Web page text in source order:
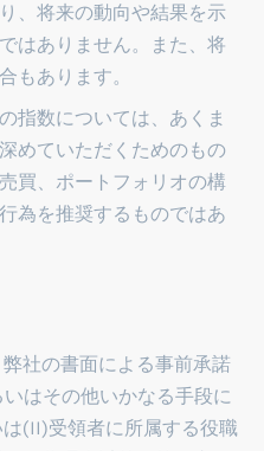
、将来の動向や結果を示
はありません。また、将
もあります。
指数については、あくま
めていただくためのもの
買、ポートフォリオの構
為を推奨するものではあ
社の書面による事前承諾
はその他いかなる手段に
(II)受領者に所属する役職